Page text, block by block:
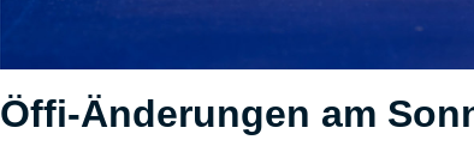
Öffi-Änderungen am